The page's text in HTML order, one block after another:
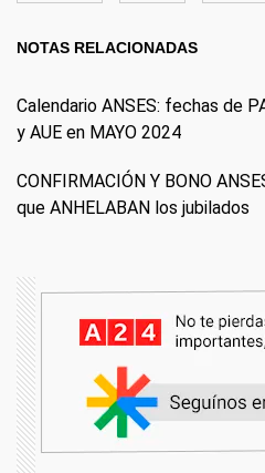
NOTAS RELACIONADAS
Calendario ANSES: fechas de
y AUE en MAYO 2024
CONFIRMACIÓN Y BONO
que ANHELABAN los jubilados